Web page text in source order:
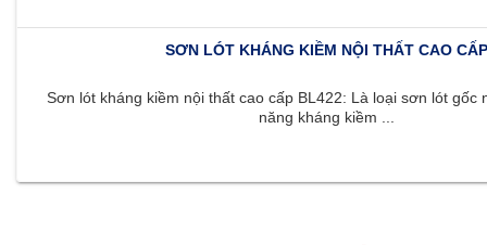
SƠN LÓT KHÁNG KIỀM NỘI THẤT CAO CẤP
Sơn lót kháng kiềm nội thất cao cấp BL422: Là loại sơn lót gốc
năng kháng kiềm ...